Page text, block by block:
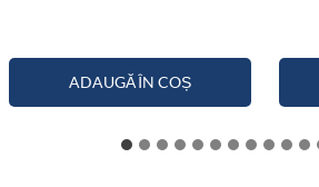
ADAUGĂ ÎN COȘ